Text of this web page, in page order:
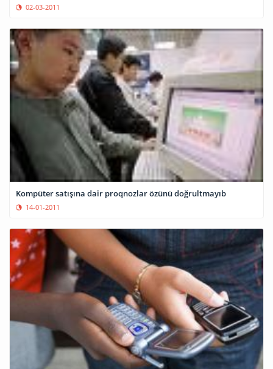
02-03-2011
Kompüter satışına dair proqnozlar özünü doğrultmayıb
14-01-2011